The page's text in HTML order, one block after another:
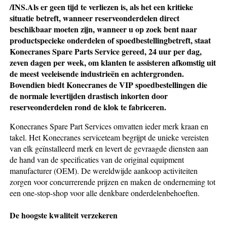
/INS.Als er geen tijd te verliezen is, als het een kritieke
situatie betreft, wanneer reserveonderdelen direct
beschikbaar moeten zijn, wanneer u op zoek bent naar
productspecieke onderdelen of spoedbestellingbetreft, staat
Konecranes Spare Parts Service gereed, 24 uur per dag,
zeven dagen per week, om klanten te assisteren afkomstig uit
de meest veeleisende industrieën en achtergronden.
Bovendien biedt Konecranes de VIP spoedbestellingen die
de normale levertijden drastisch inkorten door
reserveonderdelen rond de klok te fabriceren.
Konecranes Spare Part Services omvatten ieder merk kraan en
takel. Het Konecranes serviceteam begrijpt de unieke vereisten
van elk geïnstalleerd merk en levert de gevraagde diensten aan
de hand van de specificaties van de original equipment
manufacturer (OEM). De wereldwijde aankoop activiteiten
zorgen voor concurrerende prijzen en maken de onderneming tot
een one-stop-shop voor alle denkbare onderdelenbehoeften.
De hoogste kwaliteit verzekeren